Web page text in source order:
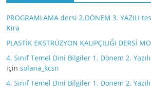
PROGRAMLAMA dersi 2.DÖNEM 3. YAZILI
Kira
PLASTİK EKSTRÜZYON KALIPÇILIĞI DERSİ
4. Sınıf Temel Dini Bilgiler 1. Dönem 2.
içinsolana_kcsn
4. Sınıf Temel Dini Bilgiler 1. Dönem 2.